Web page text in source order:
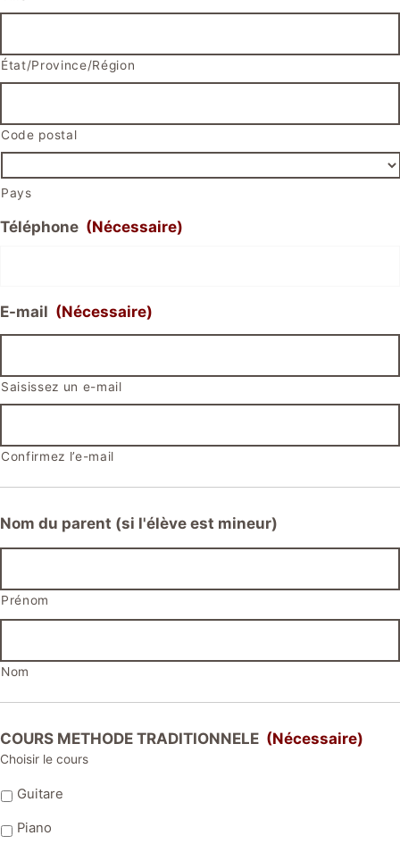
État/Province/Région
Code postal
Pays
Téléphone (Nécessaire)
E-mail (Nécessaire)
Saisissez un e-mail
Confirmez l’e-mail
Nom du parent (si l'élève est mineur)
Prénom
Nom
COURS METHODE TRADITIONNELE (Nécessaire)
Choisir le cours
Guitare
Piano